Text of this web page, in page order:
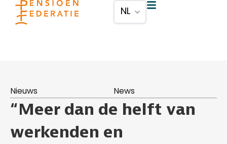
Nieuws News
“Meer dan de helft van
werkenden en